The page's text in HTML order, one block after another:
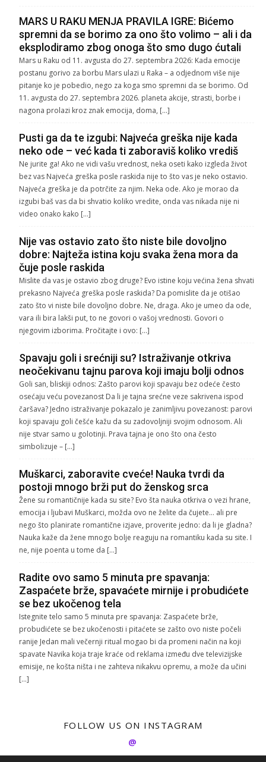
MARS U RAKU MENJA PRAVILA IGRE: Bićemo
spremni da se borimo za ono što volimo – ali i da
eksplodiramo zbog onoga što smo dugo ćutali
Mars u Raku od 11. avgusta do 27. septembra 2026: Kada emocije
postanu gorivo za borbu Mars ulazi u Raka – a odjednom više nije
pitanje ko je pobedio, nego za koga smo spremni da se borimo. Od
11. avgusta do 27. septembra 2026. planeta akcije, strasti, borbe i
nagona prolazi kroz znak emocija, doma, […]
Pusti ga da te izgubi: Najveća greška nije kada
neko ode – već kada ti zaboraviš koliko vrediš
Ne jurite ga! Ako ne vidi vašu vrednost, neka oseti kako izgleda život
bez vas Najveća greška posle raskida nije to što vas je neko ostavio.
Najveća greška je da potrčite za njim. Neka ode. Ako je morao da
izgubi baš vas da bi shvatio koliko vredite, onda vas nikada nije ni
video onako kako […]
Nije vas ostavio zato što niste bile dovoljno
dobre: Najteža istina koju svaka žena mora da
čuje posle raskida
Mislite da vas je ostavio zbog druge? Evo istine koju većina žena shvati
prekasno Najveća greška posle raskida? Da pomislite da je otišao
zato što vi niste bile dovoljno dobre. Ne, draga. Ako je umeo da ode,
vara ili bira lakši put, to ne govori o vašoj vrednosti. Govori o
njegovim izborima. Pročitajte i ovo: […]
Spavaju goli i srećniji su? Istraživanje otkriva
neočekivanu tajnu parova koji imaju bolji odnos
Goli san, bliskiji odnos: Zašto parovi koji spavaju bez odeće često
osećaju veću povezanost Da li je tajna srećne veze sakrivena ispod
čaršava? Jedno istraživanje pokazalo je zanimljivu povezanost: parovi
koji spavaju goli češće kažu da su zadovoljniji svojim odnosom. Ali
nije stvar samo u golotinji. Prava tajna je ono što ona često
simbolizuje – […]
Muškarci, zaboravite cveće! Nauka tvrdi da
postoji mnogo brži put do ženskog srca
Žene su romantičnije kada su site? Evo šta nauka otkriva o vezi hrane,
emocija i ljubavi Muškarci, možda ovo ne želite da čujete… ali pre
nego što planirate romantične izjave, proverite jedno: da li je gladna?
Nauka kaže da žene mnogo bolje reaguju na romantiku kada su site. I
ne, nije poenta u tome da […]
Radite ovo samo 5 minuta pre spavanja:
Zaspaćete brže, spavaćete mirnije i probudićete
se bez ukočenog tela
Istegnite telo samo 5 minuta pre spavanja: Zaspaćete brže,
probudićete se bez ukočenosti i pitaćete se zašto ovo niste počeli
ranije Jedan mali večernji ritual mogao bi da promeni način na koji
spavate Navika koja traje kraće od reklama između dve televizijske
emisije, ne košta ništa i ne zahteva nikakvu opremu, a može da učini
[…]
FOLLOW US ON INSTAGRAM
@